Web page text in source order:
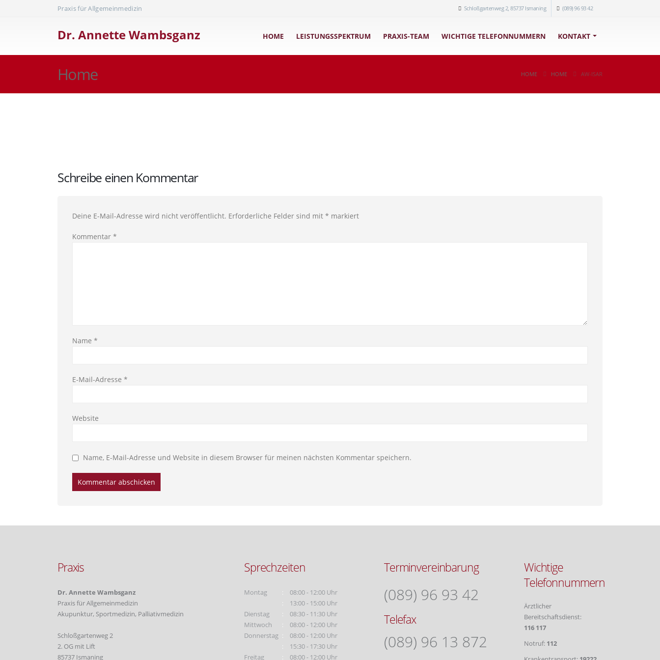
Praxis für Allgemeinmedizin Schloßgartenweg 2, 85737 Ismaning (089) 96 93 42
Dr. Annette Wambsganz HOME LEISTUNGSSPEKTRUM PRAXIS-TEAM WICHTIGE TELEFONNUMMERN KONTAKT
Home HOME HOME AW-ISAR
Schreibe einen Kommentar
Deine E-Mail-Adresse wird nicht veröffentlicht. Erforderliche Felder sind mit * markiert
Kommentar *
Name *
E-Mail-Adresse *
Website
Name, E-Mail-Adresse und Website in diesem Browser für meinen nächsten Kommentar speichern.
Praxis
Dr. Annette Wambsganz
Praxis für Allgemeinmedizin
Akupunktur, Sportmedizin, Palliativmedizin
Schloßgartenweg 2
2. OG mit Lift
85737 Ismaning
Sprechzeiten
Montag
08:00 - 12:00 Uhr
13:00 - 15:00 Uhr
Dienstag
08:30 - 11:30 Uhr
Mittwoch
08:00 - 12:00 Uhr
Donnerstag
08:00 - 12:00 Uhr
15:30 - 17:30 Uhr
Freitag
08:00 - 12:00 Uhr
Terminvereinbarung
(089) 96 93 42
Telefax
(089) 96 13 872
Wichtige
Telefonnummern
Ärztlicher
Bereitschaftsdienst:
116 117
Notruf: 112